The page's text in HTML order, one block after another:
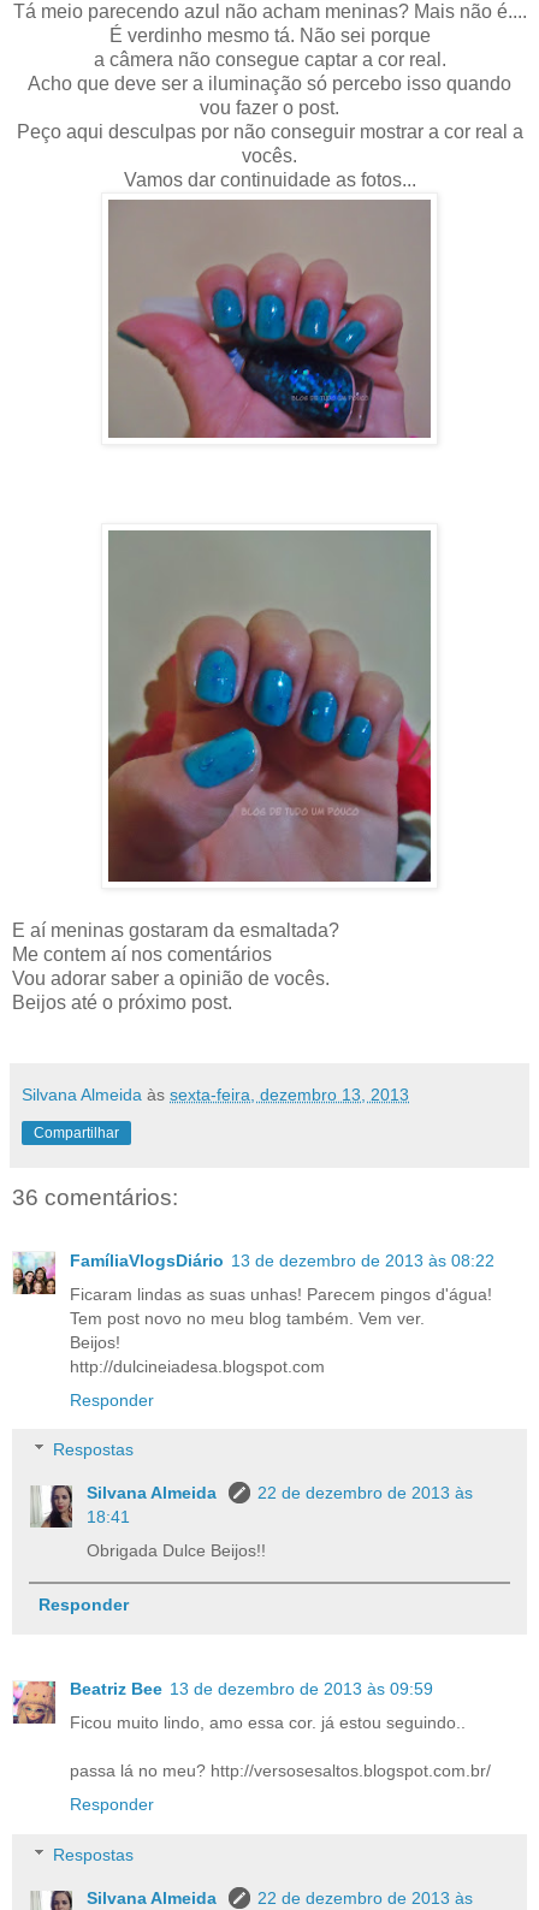
Tá meio parecendo azul não acham meninas? Mais não é....
É verdinho mesmo tá. Não sei porque
a câmera não consegue captar a cor real.
Acho que deve ser a iluminação só percebo isso quando
vou fazer o post.
Peço aqui desculpas por não conseguir mostrar a cor real a
vocês.
Vamos dar continuidade as fotos...
E aí meninas gostaram da esmaltada?
Me contem aí nos comentários
Vou adorar saber a opinião de vocês.
Beijos até o próximo post.
Silvana Almeida às sexta-feira, dezembro 13, 2013
Compartilhar
36 comentários:
FamíliaVlogsDiário 13 de dezembro de 2013 às 08:22
Ficaram lindas as suas unhas! Parecem pingos d'água!
Tem post novo no meu blog também. Vem ver.
Beijos!
http://dulcineiadesa.blogspot.com
Responder
Respostas
Silvana Almeida
22 de dezembro de 2013 às
18:41
Obrigada Dulce Beijos!!
Responder
Beatriz Bee 13 de dezembro de 2013 às 09:59
Ficou muito lindo, amo essa cor. já estou seguindo..
passa lá no meu? http://versosesaltos.blogspot.com.br/
Responder
Respostas
Silvana Almeida 22 de dezembro de 2013 às